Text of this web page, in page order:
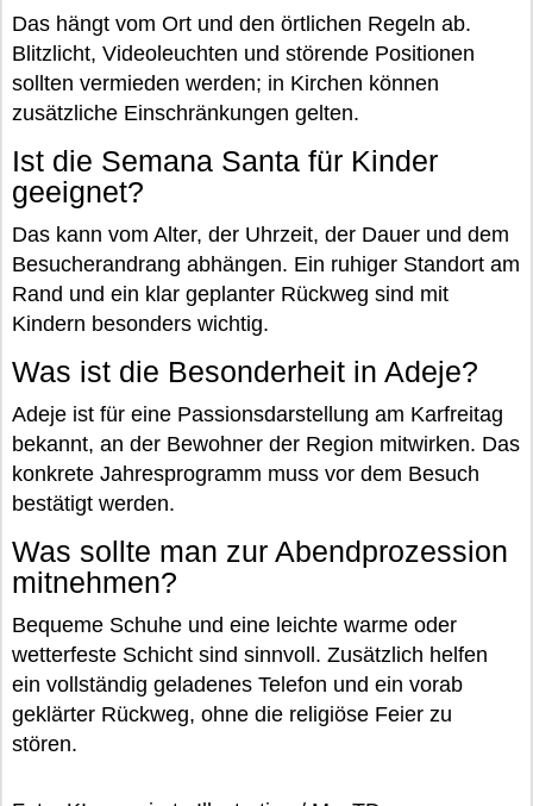
Das hängt vom Ort und den örtlichen Regeln ab.
Blitzlicht, Videoleuchten und störende Positionen
sollten vermieden werden; in Kirchen können
zusätzliche Einschränkungen gelten.
Ist die Semana Santa für Kinder
geeignet?
Das kann vom Alter, der Uhrzeit, der Dauer und dem
Besucherandrang abhängen. Ein ruhiger Standort am
Rand und ein klar geplanter Rückweg sind mit
Kindern besonders wichtig.
Was ist die Besonderheit in Adeje?
Adeje ist für eine Passionsdarstellung am Karfreitag
bekannt, an der Bewohner der Region mitwirken. Das
konkrete Jahresprogramm muss vor dem Besuch
bestätigt werden.
Was sollte man zur Abendprozession
mitnehmen?
Bequeme Schuhe und eine leichte warme oder
wetterfeste Schicht sind sinnvoll. Zusätzlich helfen
ein vollständig geladenes Telefon und ein vorab
geklärter Rückweg, ohne die religiöse Feier zu
stören.